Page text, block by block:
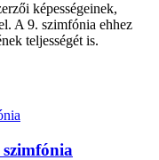
képességeinek,
A 9. szimfónia ehhez
teljességét is.